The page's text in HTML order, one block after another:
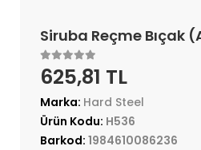
Siruba Reçme Bıçak
625,81 TL
Marka: Hard Steel
Ürün Kodu: H536
Barkod: 1984610086236